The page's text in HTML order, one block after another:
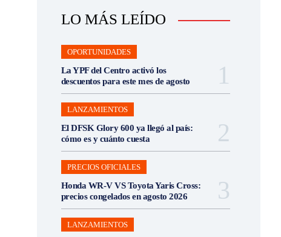
LO MÁS LEÍDO
OPORTUNIDADES
La YPF del Centro activó los
descuentos para este mes de agosto
LANZAMIENTOS
El DFSK Glory 600 ya llegó al país:
cómo es y cuánto cuesta
PRECIOS OFICIALES
Honda WR-V VS Toyota Yaris Cross:
precios congelados en agosto 2026
LANZAMIENTOS